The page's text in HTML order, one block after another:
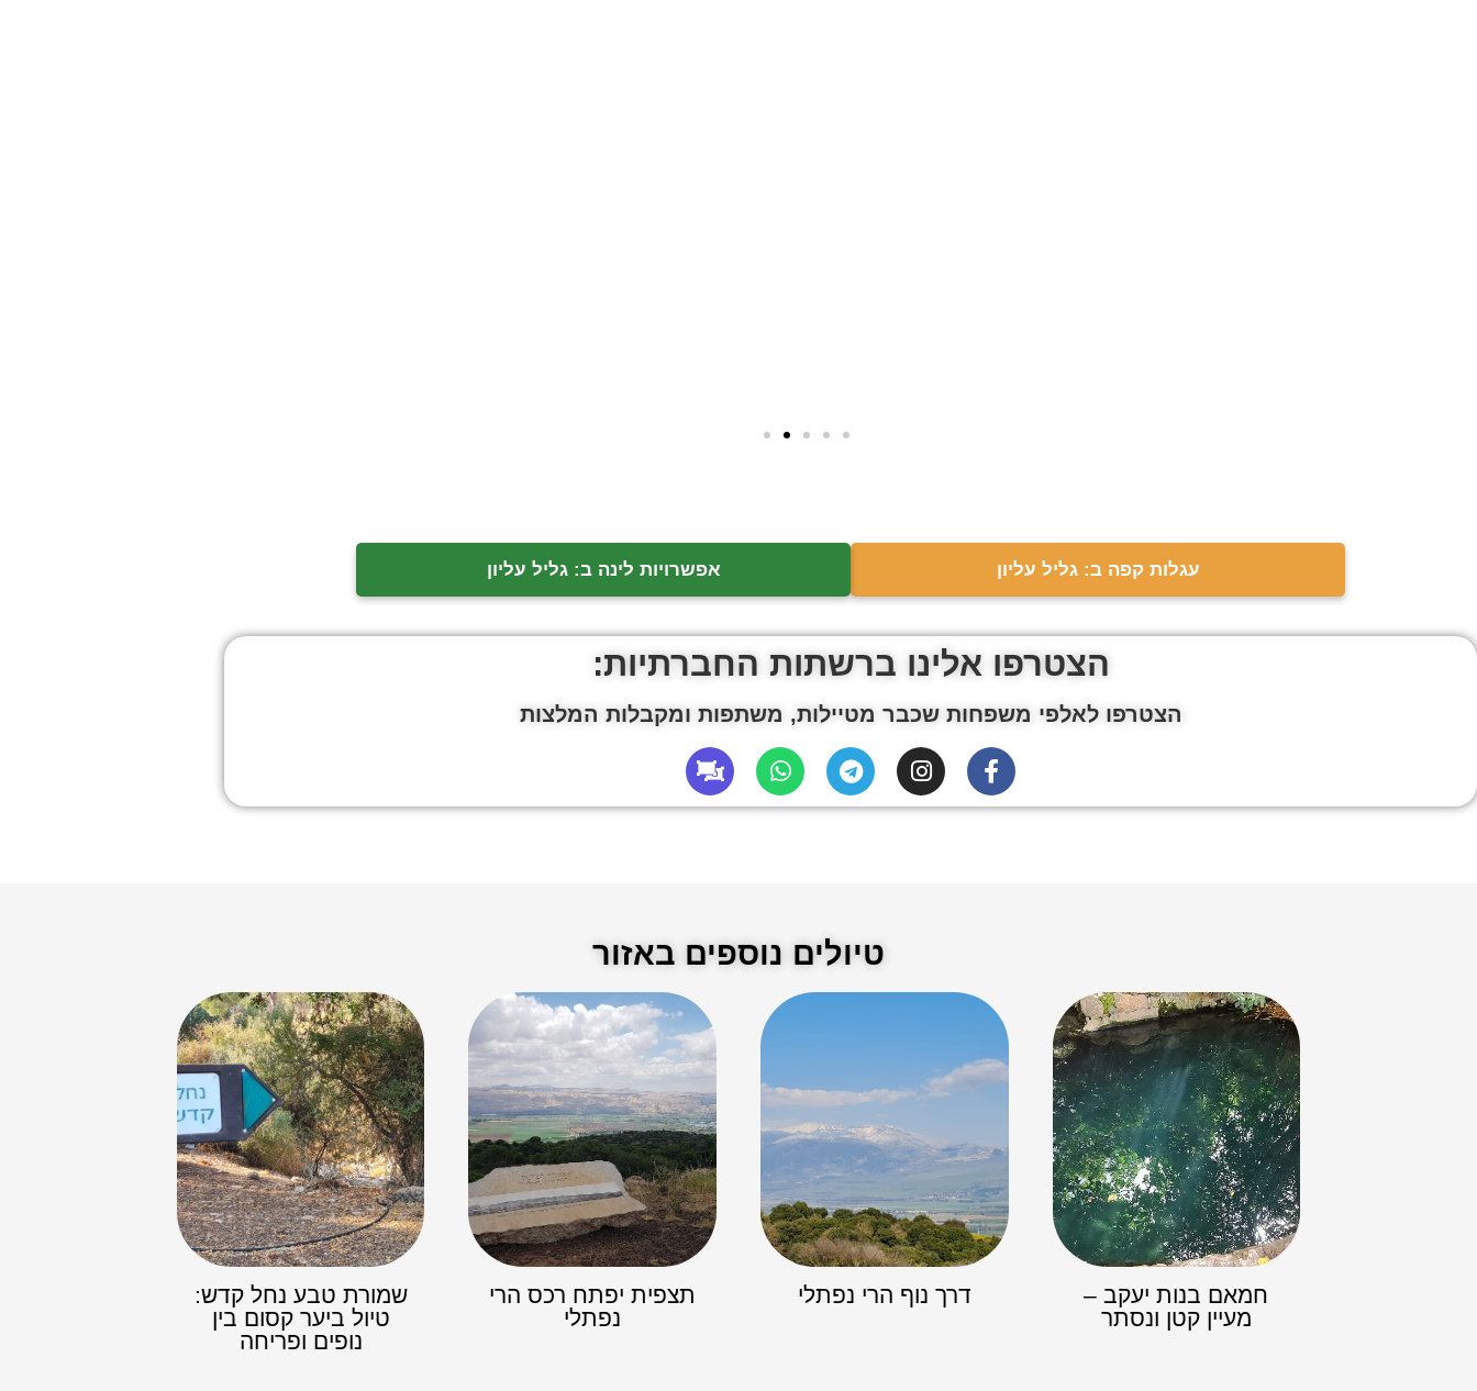
עגלות קפה ב: גליל עליון אפשרויות לינה ב: גליל עליון
הצטרפו אלינו ברשתות החברתיות:
הצטרפו לאלפי משפחות שכבר מטיילות, משתפות ומקבלות המלצות
טיולים נוספים באזור
חמאם בנות יעקב –
מעיין קטן ונסתר​
דרך נוף הרי נפתלי
תצפית יפתח רכס הרי
נפתלי
שמורת טבע נחל קדש:
טיול ביער קסום בין
נופים ופריחה